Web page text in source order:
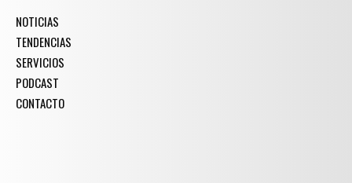
NOTICIAS
TENDENCIAS
SERVICIOS
PODCAST
CONTACTO